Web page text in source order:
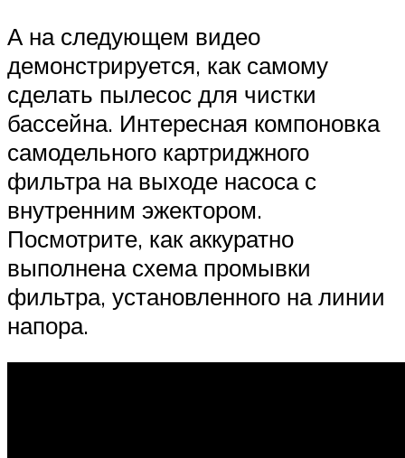
А на следующем видео
демонстрируется, как самому
сделать пылесос для чистки
бассейна. Интересная компоновка
самодельного картриджного
фильтра на выходе насоса с
внутренним эжектором.
Посмотрите, как аккуратно
выполнена схема промывки
фильтра, установленного на линии
напора.